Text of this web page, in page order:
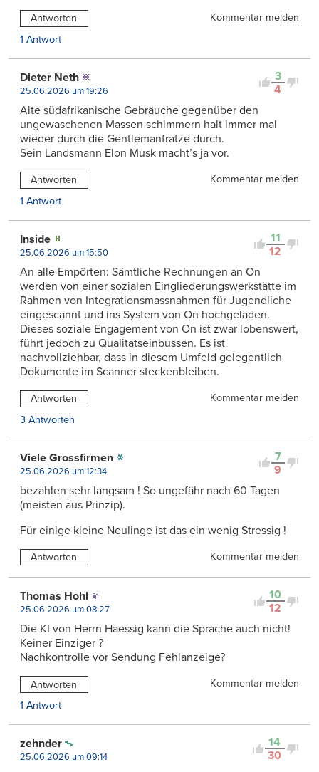
Antworten
Kommentar melden
1 Antwort
3
4
Dieter Neth
25.06.2026 um 19:26
Alte südafrikanische Gebräuche gegenüber den
ungewaschenen Massen schimmern halt immer mal
wieder durch die Gentlemanfratze durch.
Sein Landsmann Elon Musk macht’s ja vor.
Antworten
Kommentar melden
1 Antwort
11
12
Inside
25.06.2026 um 15:50
An alle Empörten: Sämtliche Rechnungen an On
werden von einer sozialen Eingliederungswerkstätte im
Rahmen von Integrationsmassnahmen für Jugendliche
eingescannt und ins System von On hochgeladen.
Dieses soziale Engagement von On ist zwar lobenswert,
führt jedoch zu Qualitätseinbussen. Es ist
nachvollziehbar, dass in diesem Umfeld gelegentlich
Dokumente im Scanner steckenbleiben.
Antworten
Kommentar melden
3 Antworten
7
9
Viele Grossfirmen
25.06.2026 um 12:34
bezahlen sehr langsam ! So ungefähr nach 60 Tagen
(meisten aus Prinzip).
Für einige kleine Neulinge ist das ein wenig Stressig !
Antworten Kommentar melden
10
12
Thomas Hohl
25.06.2026 um 08:27
Die KI von Herrn Haessig kann die Sprache auch nicht!
Keiner Einziger ?
Nachkontrolle vor Sendung Fehlanzeige?
Antworten
Kommentar melden
1 Antwort
14
30
zehnder
25.06.2026 um 09:14